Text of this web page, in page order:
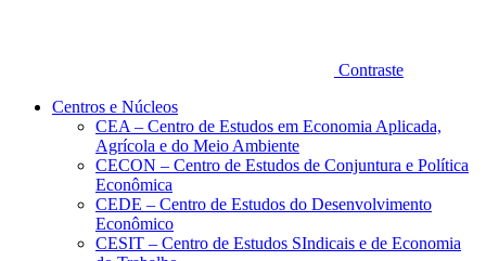
Contraste
Centros e Núcleos
CEA – Centro de Estudos em Economia Aplicada,
Agrícola e do Meio Ambiente
CECON – Centro de Estudos de Conjuntura e Política
Econômica
CEDE – Centro de Estudos do Desenvolvimento
Econômico
CESIT – Centro de Estudos SIndicais e de Economia